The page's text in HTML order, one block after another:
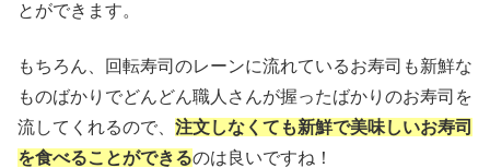
とができます。
もちろん、回転寿司のレーンに流れているお寿司も新鮮な
ものばかりでどんどん職人さんが握ったばかりのお寿司を
流してくれるので、 注文しなくても新鮮で美味しいお寿司
を食べることができるのは良いですね！